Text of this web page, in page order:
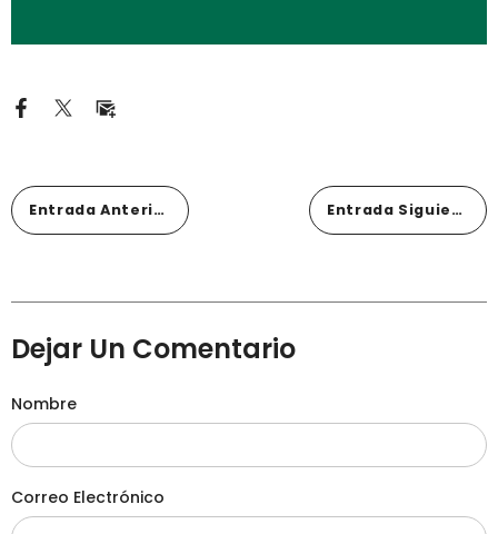
Entrada Anterior Entrada Siguiente
Dejar Un Comentario
Nombre
Correo Electrónico